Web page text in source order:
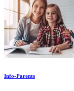
Info-Parents